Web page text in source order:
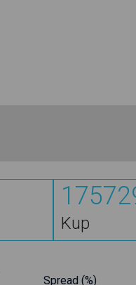
Kup
Spread (%)